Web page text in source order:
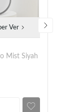
Ver
Mist Siyah